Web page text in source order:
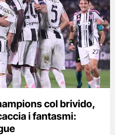
col brivido,
i fantasmi: